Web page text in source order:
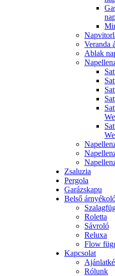
Veranda
Ablak
Zsaluzia
Pergola
Garázskapu
Belső
Roletta
Sávroló
Reluxa
Flow
Kapcsolat
Rólunk